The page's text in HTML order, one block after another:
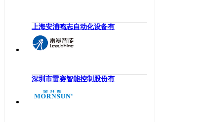
机柜
执行机构
人机界面
电力电子
陕西
甘肃
新疆
香港
上海安浦鸣志自动化设备有
深圳市雷赛智能控制股份有